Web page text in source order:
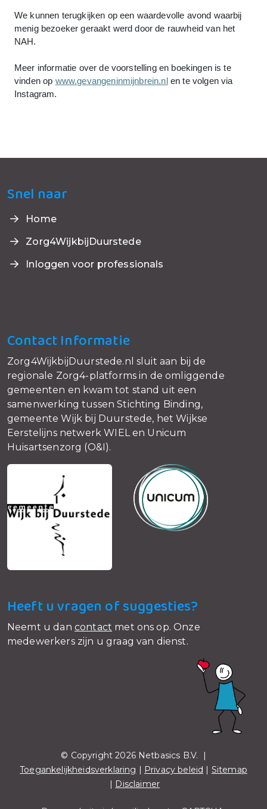
We kunnen terugkijken op een waardevolle avond waarbij
menig bezoeker geraakt werd door de rauwheid van het
NAH.
Meer informatie over de voorstelling en boekingen is te
vinden op www.gevangeninmijnbrein.nlen te volgen via
Instagram.
Snel naar
Home
Zorg4WijkbijDuurstede
Inloggen voor professionals
Contact Informatie
Zorg4WijkbijDuurstede.nl sluit aan bij de
regionale Zorg4-platforms in de omliggende
gemeenten en kwam tot stand uit een
samenwerking tussen Stichting Binding,
gemeente Wijk bij Duurstede, het Wijkse
Eerstelijns netwerk WIEL en Unicum
Huisartsenzorg (O&I).
Heeft u vragen of suggesties?
Neemt u dan contact met ons op. Onze
medewerkers zijn u graag van dienst.
© Copyright 2026 Netbasics B.V. |
Toegankelijkheidsverklaring | Privacy beleid | Sitemap
| Disclaimer